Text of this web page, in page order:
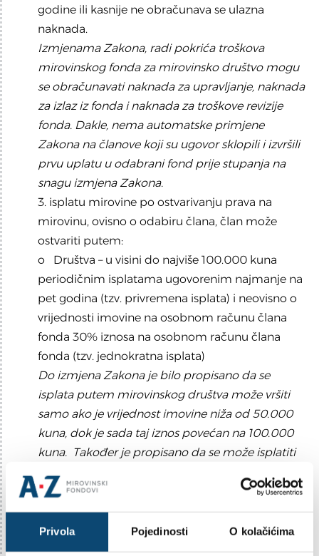
Privola Pojedinosti O kolačićima
godine ili kasnije ne obračunava se ulazna
naknada.
Izmjenama Zakona, radi pokrića troškova
mirovinskog fonda za mirovinsko društvo mogu
se obračunavati naknada za upravljanje, naknada
za izlaz iz fonda i naknada za troškove revizije
fonda. Dakle, nema automatske primjene
Zakona na članove koji su ugovor sklopili i izvršili
prvu uplatu u odabrani fond prije stupanja na
snagu izmjena Zakona.
3. isplatu mirovine po ostvarivanju prava na
mirovinu, ovisno o odabiru člana, član može
ostvariti putem:
o Društva – u visini do najviše 100.000 kuna
periodičnim isplatama ugovorenim najmanje na
pet godina (tzv. privremena isplata) i neovisno o
vrijednosti imovine na osobnom računu člana
fonda 30% iznosa na osobnom računu člana
fonda (tzv. jednokratna isplata)
Do izmjena Zakona je bilo propisano da se
isplata putem mirovinskog društva može vršiti
samo ako je vrijednost imovine niža od 50.000
kuna, dok je sada taj iznos povećan na 100.000
kuna. Također je propisano da se može isplatiti
neovisno o vrijednosti imovine na osobnom
računu člana fonda po ostvarivanju prava na
mirovinu. O takvoj isplati Društvo će obavijestiti
društvo za mirovinsko osiguranje kako ne bi